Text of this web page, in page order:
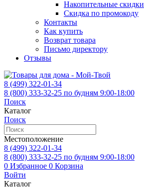
Накопительные скидки
Скидка по промокоду
Контакты
Как купить
Возврат товара
Письмо директору
Отзывы
8 (499) 322-01-34
8 (800) 333-32-25 по будням 9:00-18:00
Поиск
Каталог
Поиск
Местоположение
8 (499) 322-01-34
8 (800) 333-32-25 по будням 9:00-18:00
0 Избранное 0 Корзина
Войти
Каталог